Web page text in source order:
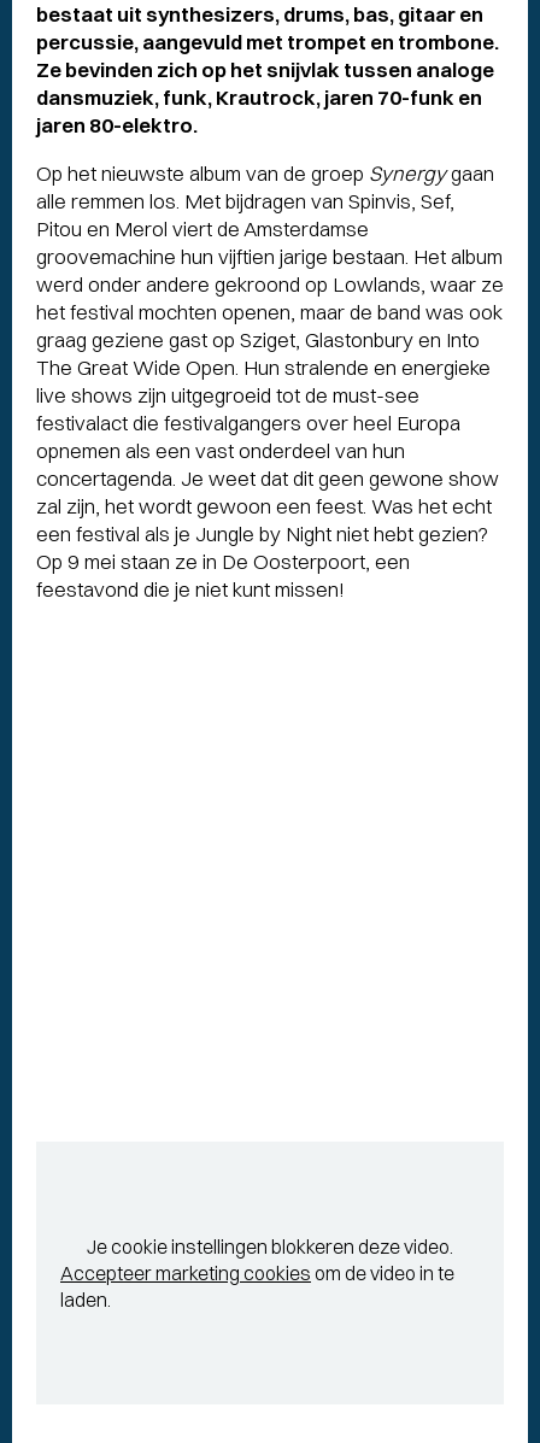
bestaat uit synthesizers, drums, bas, gitaar en
percussie, aangevuld met trompet en trombone.
Ze bevinden zich op het snijvlak tussen analoge
dansmuziek, funk, Krautrock, jaren 70-funk en
jaren 80-elektro.
Op het nieuwste album van de groep Synergygaan
alle remmen los. Met bijdragen van Spinvis, Sef,
Pitou en Merol viert de Amsterdamse
groovemachine hun vijftien jarige bestaan. Het album
werd onder andere gekroond op Lowlands, waar ze
het festival mochten openen, maar de band was ook
graag geziene gast op Sziget, Glastonbury en Into
The Great Wide Open. Hun stralende en energieke
live shows zijn uitgegroeid tot de must-see
festivalact die festivalgangers over heel Europa
opnemen als een vast onderdeel van hun
concertagenda. Je weet dat dit geen gewone show
zal zijn, het wordt gewoon een feest. Was het echt
een festival als je Jungle by Night niet hebt gezien?
Op 9 mei staan ze in De Oosterpoort, een
feestavond die je niet kunt missen!
Je cookie instellingen blokkeren deze video.
Accepteer marketing cookies om de video in te
laden.